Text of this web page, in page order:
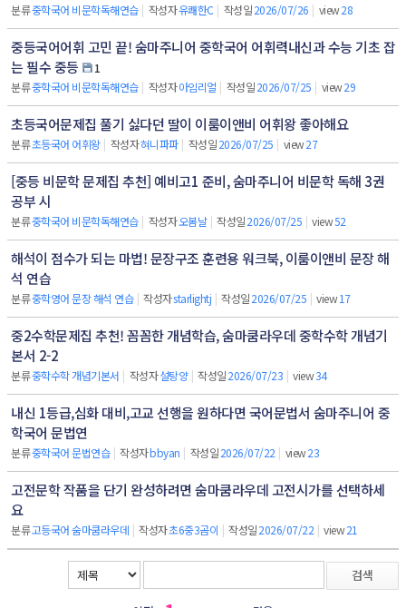
분류중학국어 비문학독해연습 | 작성자유쾌한C | 작성일2026/07/26 | view28
중등국어어휘 고민 끝! 숨마주니어 중학국어 어휘력내신과 수능 기초 잡
는 필수 중등
1
분류중학국어 비문학독해연습 | 작성자아임리얼 | 작성일2026/07/25 | view29
초등국어문제집 풀기 싫다던 딸이 이룸이앤비 어휘왕 좋아해요
분류초등국어 어휘왕 | 작성자혀니파파 | 작성일2026/07/25 | view27
[중등 비문학 문제집 추천] 예비고1 준비, 숨마주니어 비문학 독해 3권
공부 시
분류중학국어 비문학독해연습 | 작성자오봄날 | 작성일2026/07/25 | view52
해석이 점수가 되는 마법! 문장구조 훈련용 워크북, 이룸이앤비 문장 해
석 연습
분류중학영어 문장 해석 연습 | 작성자starlightj | 작성일2026/07/25 | view17
중2수학문제집 추천! 꼼꼼한 개념학습, 숨마쿰라우데 중학수학 개념기
본서 2-2
분류중학수학 개념기본서 | 작성자설탕양 | 작성일2026/07/23 | view34
내신 1등급,심화 대비,고교 선행을 원하다면 국어문법서 숨마주니어 중
학국어 문법연
분류중학국어 문법연습 | 작성자bbyan | 작성일2026/07/22 | view23
고전문학 작품을 단기 완성하려면 숨마쿰라우데 고전시가를 선택하세
요
분류고등국어 숨마쿰라우데 | 작성자초6중3곰이 | 작성일2026/07/22 | view21
검색